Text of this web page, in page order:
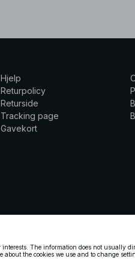
Hjelp
Returpolicy
Returside
Tracking page
Gavekort